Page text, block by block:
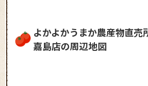
よかよかうまか農産物直売
嘉島店の周辺地図